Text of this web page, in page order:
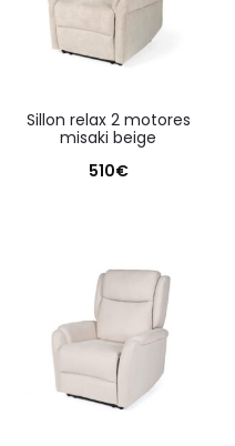
sillon relax 2 motores
misaki beige
510€